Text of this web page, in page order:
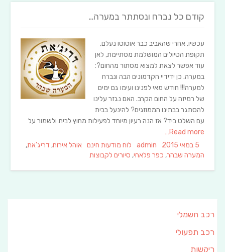
קודם כל נברח ונסתתר במערה…
עכשיו, אחרי שהאביב כבר אוטוטו נעלם,
תקופת הטיולים המושלמת מסתיימת, לאן
עוד אפשר לצאת למצוא מסתור מהחום?:
במערה. כן ידידיי הקדמונים הבה ונברח
למערה!!! חודש מאי לפנינו ועימו גם ימים
של רמיזה על החום הקרב. האם נגזר עלינו
להסתגר בבתינו הממוזגים? להינעל בבית
עם השלט ביד? אז הנה רעיון מיוחד לפעילות מחוץ לבית ולשמור על
Read more…
Posted
on
5 במאי 2015 Author
admin
Categories
לוח מודעות חינם Tags
אוהל אירוח, דריג'את,
המערה שבהר, כפר פלאחי, סיורים לקבוצות
רכב חשמלי
רכב תפעולי
ריקשות